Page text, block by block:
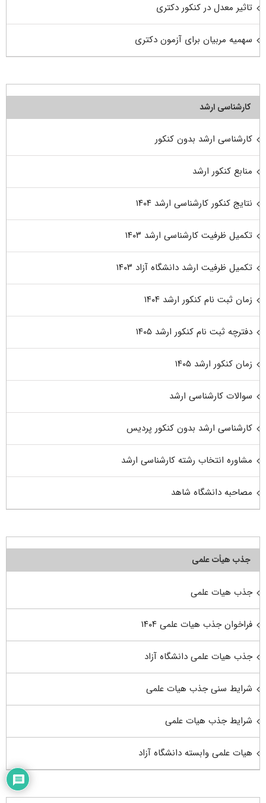
تاثیر معدل در کنکور دکتری
سهمیه مربیان برای آزمون دکتری
کارشناسی ارشد
کارشناسی ارشد بدون کنکور
منابع کنکور ارشد
نتایج کنکور کارشناسی ارشد ۱۴۰۴
تکمیل ظرفیت کارشناسی ارشد ۱۴۰۳
تکمیل ظرفیت ارشد دانشگاه آزاد ۱۴۰۳
زمان ثبت نام کنکور ارشد ۱۴۰۴
دفترچه ثبت نام کنکور ارشد ۱۴۰۵
زمان کنکور ارشد ۱۴۰۵
سوالات کارشناسی ارشد
کارشناسی ارشد بدون کنکور پردیس
مشاوره انتخاب رشته کارشناسی ارشد
مصاحبه دانشگاه شاهد
جذب هیأت علمی
جذب هیات علمی
فراخوان جذب هیات علمی ۱۴۰۴
جذب هیات علمی دانشگاه آزاد
شرایط سنی جذب هیات علمی
شرایط جذب هیات علمی
هیات علمی وابسته دانشگاه آزاد